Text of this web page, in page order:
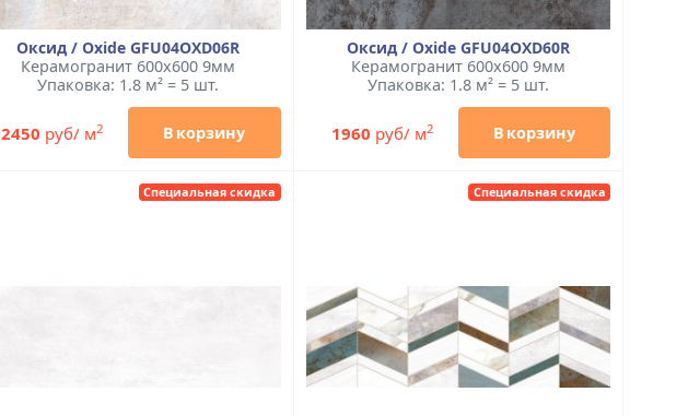
Оксид / Oxide GFU04OXD06R
Керамогранит 600x600 9мм
Упаковка: 1.8 м² = 5 шт.
2450 руб/ м2 В корзину
Оксид / Oxide GFU04OXD60R
Керамогранит 600x600 9мм
Упаковка: 1.8 м² = 5 шт.
1960 руб/ м2 В корзину
Специальная скидка Специальная скидка